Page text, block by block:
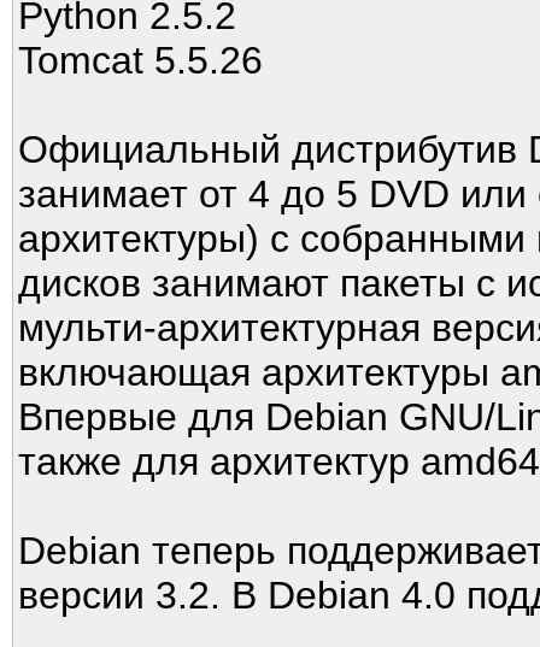
Python 2.5.2
Tomcat 5.5.26
Официальный дистрибутив
занимает от 4 до 5 DVD
архитектуры) с
дисков занимают пакеты с
мульти-архитектурная
включающая архитектуры
Впервые для Debian GNU/
также для архитектур
Debian теперь
версии 3.2. В Debian 4.0